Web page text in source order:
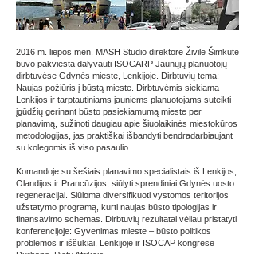
2016 m. liepos mėn. MASH Studio direktorė Živilė Šimkutė
buvo pakviesta dalyvauti ISOCARP Jaunųjų planuotojų
dirbtuvėse Gdynės mieste, Lenkijoje. Dirbtuvių tema:
Naujas požiūris į būstą mieste. Dirbtuvėmis siekiama
Lenkijos ir tarptautiniams jauniems planuotojams suteikti
įgūdžių gerinant būsto pasiekiamumą mieste per
planavimą, sužinoti daugiau apie šiuolaikinės miestokūros
metodologijas, jas praktiškai išbandyti bendradarbiaujant
su kolegomis iš viso pasaulio.
Komandoje su šešiais planavimo specialistais iš Lenkijos,
Olandijos ir Prancūzijos, siūlyti sprendiniai Gdynės uosto
regeneracijai. Siūloma diversifikuoti vystomos teritorijos
užstatymo programą, kurti naujas būsto tipologijas ir
finansavimo schemas. Dirbtuvių rezultatai vėliau pristatyti
konferencijoje: Gyvenimas mieste – būsto politikos
problemos ir iššūkiai, Lenkijoje ir ISOCAP kongrese